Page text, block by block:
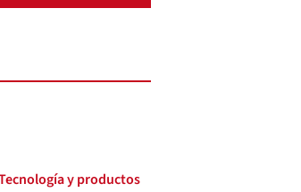
y productos